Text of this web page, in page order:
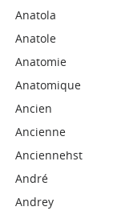
Anatola
Anatole
Anatomie
Anatomique
Ancien
Ancienne
Anciennehst
André
Andrey